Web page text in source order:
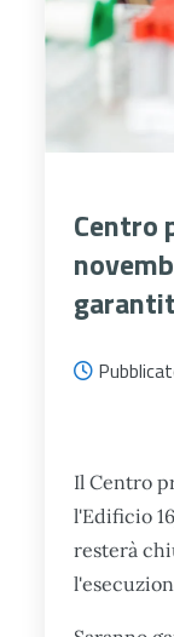
Centro
Il ​Centro
l'Edificio
resterà